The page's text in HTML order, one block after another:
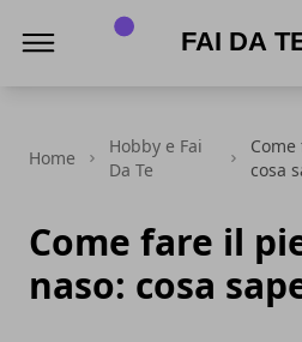
Home
Hobby e Fai
Da Te
cosa
Come fare il
naso: cosa